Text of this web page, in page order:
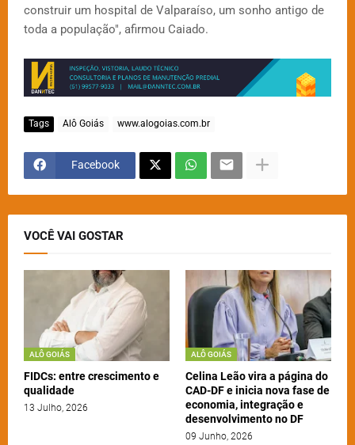
construir um hospital de Valparaíso, um sonho antigo de
toda a população", afirmou Caiado.
Tags Alô Goiás www.alogoias.com.br
Facebook
VOCÊ VAI GOSTAR
ALÔ GOIÁS
FIDCs: entre crescimento e
qualidade
13 Julho, 2026
ALÔ GOIÁS
Celina Leão vira a página do
CAD-DF e inicia nova fase de
economia, integração e
desenvolvimento no DF
09 Junho, 2026